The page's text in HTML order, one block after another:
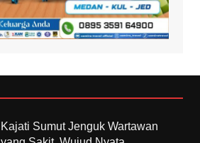
Kajati Sumut Jenguk Wartawan